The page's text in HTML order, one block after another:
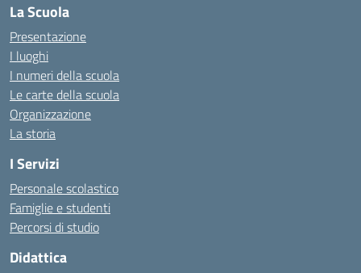
La Scuola
Presentazione
I luoghi
I numeri della scuola
Le carte della scuola
Organizzazione
La storia
I Servizi
Personale scolastico
Famiglie e studenti
Percorsi di studio
Didattica